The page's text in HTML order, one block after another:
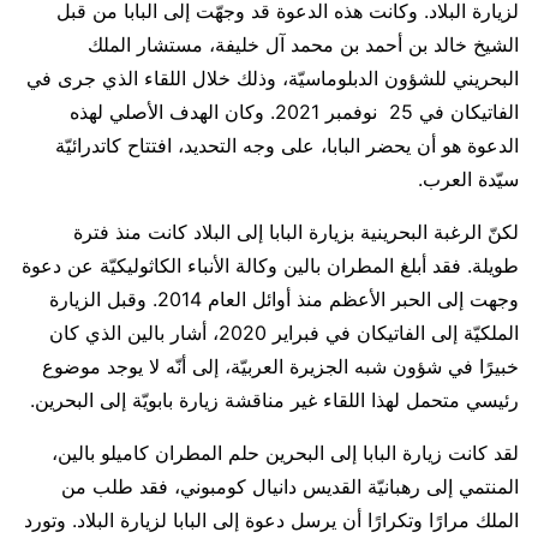
لزيارة البلاد. وكانت هذه الدعوة قد وجهّت إلى البابا من قبل
الشيخ خالد بن أحمد بن محمد آل خليفة، مستشار الملك
البحريني للشؤون الدبلوماسيّة، وذلك خلال اللقاء الذي جرى في
الفاتيكان في 25 نوفمبر 2021. وكان الهدف الأصلي لهذه
الدعوة هو أن يحضر البابا، على وجه التحديد، افتتاح كاتدرائيّة
سيّدة العرب.
لكنّ الرغبة البحرينية بزيارة البابا إلى البلاد كانت منذ فترة
طويلة. فقد أبلغ المطران بالين وكالة الأنباء الكاثوليكيّة عن دعوة
وجهت إلى الحبر الأعظم منذ أوائل العام 2014. وقبل الزيارة
الملكيّة إلى الفاتيكان في فبراير 2020، أشار بالين الذي كان
خبيرًا في شؤون شبه الجزيرة العربيّة، إلى أنّه لا يوجد موضوع
رئيسي متحمل لهذا اللقاء غير مناقشة زيارة بابويّة إلى البحرين.
لقد كانت زيارة البابا إلى البحرين حلم المطران كاميلو بالين،
المنتمي إلى رهبانيّة القديس دانيال كومبوني، فقد طلب من
الملك مرارًا وتكرارًا أن يرسل دعوة إلى البابا لزيارة البلاد. وتورد